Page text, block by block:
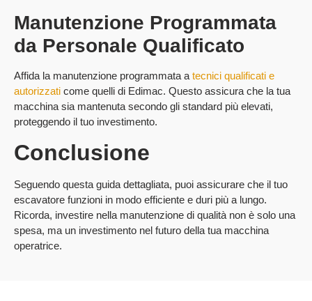
Manutenzione Programmata
da Personale Qualificato
Affida la manutenzione programmata a tecnici qualificati e
autorizzati come quelli di Edimac. Questo assicura che la tua
macchina sia mantenuta secondo gli standard più elevati,
proteggendo il tuo investimento.
Conclusione
Seguendo questa guida dettagliata, puoi assicurare che il tuo
escavatore funzioni in modo efficiente e duri più a lungo.
Ricorda, investire nella manutenzione di qualità non è solo una
spesa, ma un investimento nel futuro della tua macchina
operatrice.